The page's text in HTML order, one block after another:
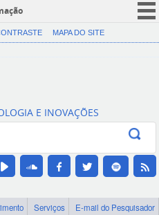
CORONAVÍRUS (COVID-19)
Canais
MAPA DO SITE
E INOVAÇÕES
Serviços
E-mail do Pesquisador